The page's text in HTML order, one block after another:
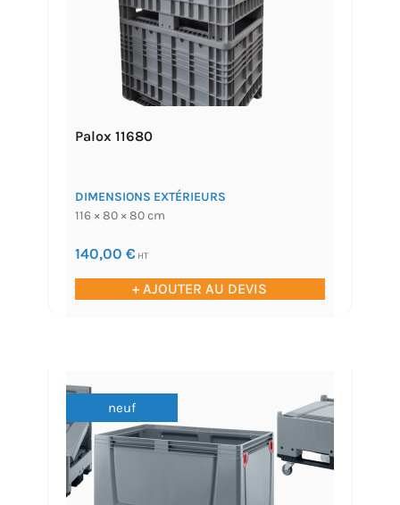
Palox 11680
DIMENSIONS EXTÉRIEURS
116 × 80 × 80 cm
140,00 € HT
+ AJOUTER AU DEVIS
neuf